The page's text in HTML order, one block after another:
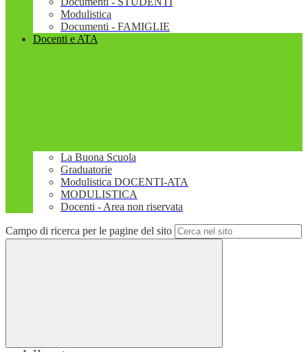
Modulistica
Documenti - FAMIGLIE
Docenti e ATA
La Buona Scuola
Graduatorie
Modulistica DOCENTI-ATA
MODULISTICA
Docenti - Area non riservata
Campo di ricerca per le pagine del sito